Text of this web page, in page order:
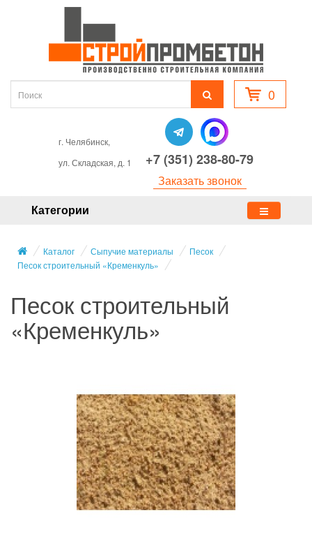
0
г. Челябинск,
ул. Складская, д. 1
+7 (351) 238-80-79
Заказать звонок
Категории
Каталог Сыпучие материалы
Песок
Песок строительный «Кременкуль»
Песок строительный
«Кременкуль»